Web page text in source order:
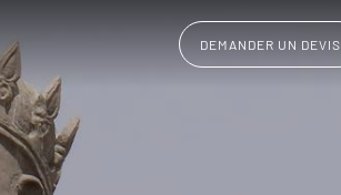
DEMANDER UN DEVIS